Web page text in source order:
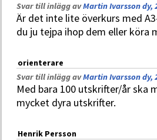
Svar till inlägg avMartin Ivarsson dy,
Är det inte lite överkurs med
du ju tejpa ihop dem eller köra
orienterare
Svar till inlägg avMartin Ivarsson dy,
Med bara 100 utskrifter/år ska
mycket dyra utskrifter.
Henrik Persson